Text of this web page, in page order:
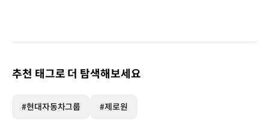
추천 태그로 더 탐색해보세요
#현대자동차그룹 #제로원